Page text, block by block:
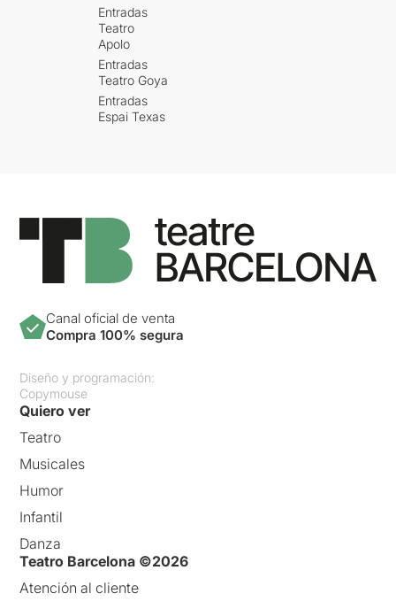
Entradas
Teatro
Apolo
Entradas
Teatro Goya
Entradas
Espai Texas
Canal oficial de venta
Compra 100% segura
Diseño y programación:
Copymouse
Quiero ver
Teatro
Musicales
Humor
Infantil
Danza
Teatro Barcelona ©2026
Atención al cliente